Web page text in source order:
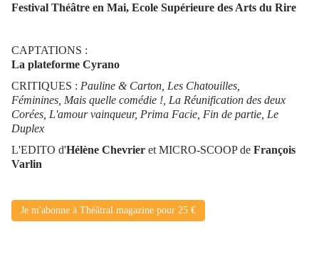
Festival Théâtre en Mai, Ecole Supérieure des Arts du Rire
CAPTATIONS :
La plateforme Cyrano
CRITIQUES : Pauline & Carton, Les Chatouilles,
Féminines, Mais quelle comédie !, La Réunification des deux
Corées, L'amour vainqueur, Prima Facie, Fin de partie, Le
Duplex
L'EDITO d'Hélène Chevrier et MICRO-SCOOP de François
Varlin
Je m'abonne à Théâtral magazine pour 25 €